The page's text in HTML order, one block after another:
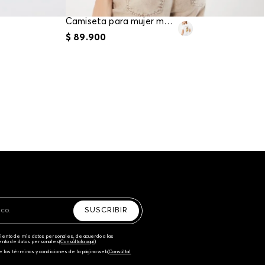
Camiseta para mujer manga corta
$ 89.900
SUSCRIBIR
de mis datos personales, de acuerdo a las
de datos personales‎(Consúltala aquí)
los términos y condiciones de la página web‎(Consúltal